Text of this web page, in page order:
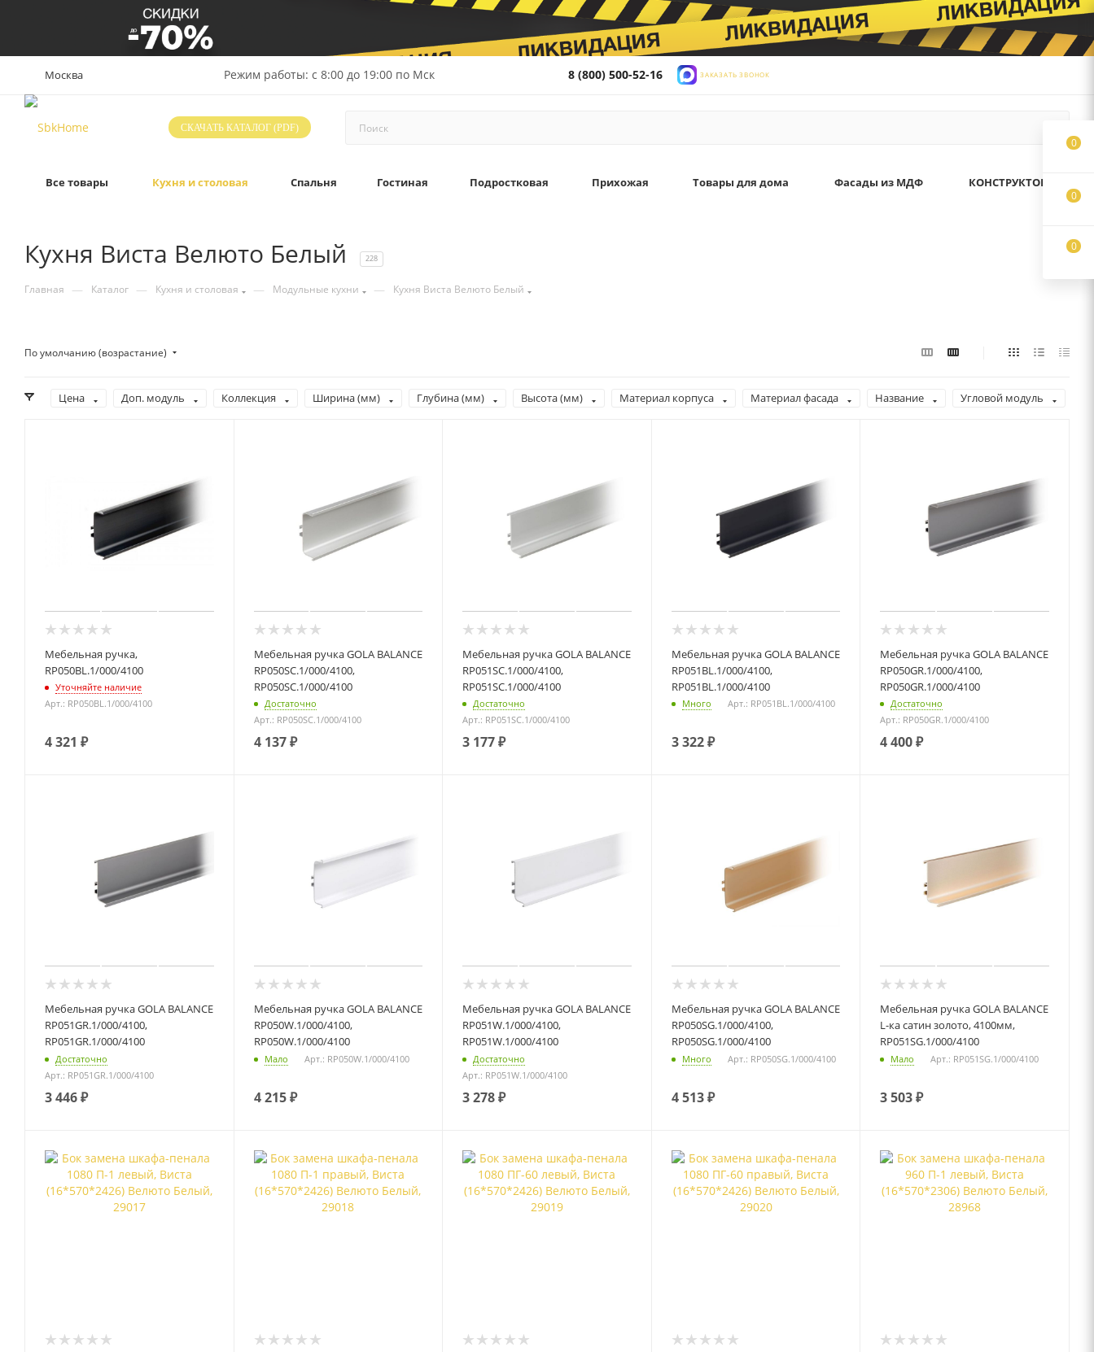
Москва Режим работы: с 8:00 до 19:00 по Мск 8 (800) 500-52-16 ЗАКАЗАТЬ ЗВОНОК
СКАЧАТЬ КАТАЛОГ (PDF)
Все товары Кухня и столовая Спальня Гостиная Подростковая Прихожая Товары для дома Фасады из МДФ КОНСТРУКТОР
Кухня Виста Велюто Белый 228
Главная — Каталог — Кухня и столовая — Модульные кухни — Кухня Виста Велюто Белый
По умолчанию (возрастание)
Цена Доп. модуль Коллекция Ширина (мм) Глубина (мм) Высота (мм) Материал корпуса Материал фасада Название Угловой модуль
Мебельная ручка,
RP050BL.1/000/4100
Уточняйте наличие
Арт.: RP050BL.1/000/4100
4 321 ₽
Мебельная ручка GOLA BALANCE
RP050SC.1/000/4100,
RP050SC.1/000/4100
Достаточно
Арт.: RP050SC.1/000/4100
4 137₽
Мебельная ручка GOLA BALANCE
RP051SC.1/000/4100,
RP051SC.1/000/4100
Достаточно
Арт.: RP051SC.1/000/4100
3 177₽
Мебельная ручка GOLA BALANCE
RP051BL.1/000/4100,
RP051BL.1/000/4100
Много Арт.: RP051BL.1/000/4100
3 322₽
Мебельная ручка GOLA BALANCE
RP050GR.1/000/4100,
RP050GR.1/000/4100
Достаточно
Арт.: RP050GR.1/000/4100
4 400₽
Мебельная ручка GOLA BALANCE
RP051GR.1/000/4100,
RP051GR.1/000/4100
Достаточно
Арт.: RP051GR.1/000/4100
3 446₽
Мебельная ручка GOLA BALANCE
RP050W.1/000/4100,
RP050W.1/000/4100
Мало Арт.: RP050W.1/000/4100
4 215₽
Мебельная ручка GOLA BALANCE
RP051W.1/000/4100,
RP051W.1/000/4100
Достаточно
Арт.: RP051W.1/000/4100
3 278₽
Мебельная ручка GOLA BALANCE
RP050SG.1/000/4100,
RP050SG.1/000/4100
Много Арт.: RP050SG.1/000/4100
4 513₽
Мебельная ручка GOLA BALANCE
L-ка сатин золото, 4100мм,
RP051SG.1/000/4100
Мало Арт.: RP051SG.1/000/4100
3 503₽
0
0
0